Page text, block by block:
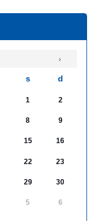
›
s d
1 2
8 9
15 16
22 23
29 30
5 6